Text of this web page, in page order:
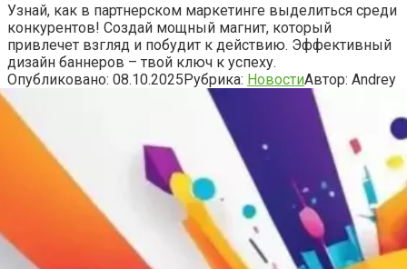
Узнай, как в партнерском маркетинге выделиться среди
конкурентов! Создай мощный магнит, который
привлечет взгляд и побудит к действию. Эффективный
дизайн баннеров – твой ключ к успеху.
Опубликовано: 08.10.2025Рубрика: НовостиАвтор: Andrey